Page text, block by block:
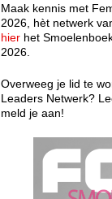
Maak kennis met
2026, hèt netwerk
hier het
2026.
Overweeg je lid te
Leaders Netwerk?
meld je aan!